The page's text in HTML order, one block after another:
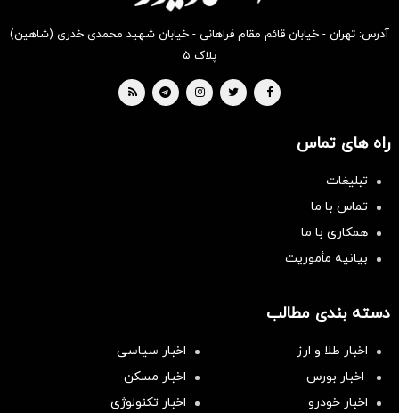
آدرس: تهران - خیابان قائم مقام فراهانی - خیابان شهید محمدی خدری (شاهین)
پلاک ۵
راه های تماس
تبلیغات
تماس با ما
همکاری با ما
بیانیه مأموریت
دسته بندی مطالب
اخبار طلا و ارز
اخبار سیاسی
اخبار بورس
اخبار مسکن
اخبار خودرو
اخبار تکنولوژی